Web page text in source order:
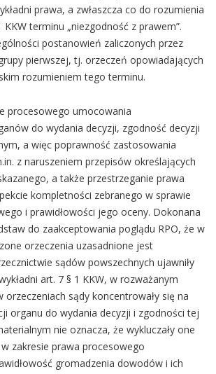
prawa, a zwłaszcza co do rozumienia
terminu „niezgodność z prawem”.
postanowień zaliczonych przez
pierwszej, tj. orzeczeń opowiadających
rozumieniem tego terminu.
procesowego umocowania
do wydania decyzji, zgodność decyzji
a więc poprawność zastosowania
z naruszeniem przepisów określających
a także przestrzeganie prawa
kompletności zebranego w sprawie
i prawidłowości jego oceny. Dokonana
do zaakceptowania poglądu RPO, że w
orzeczenia uzasadnione jest
sądów powszechnych ujawniły
art. 7 § 1 KKW, w rozważanym
orzeczeniach sądy koncentrowały się na
organu do wydania decyzji i zgodności tej
nie oznacza, że wykluczały one
zakresie prawa procesowego
gromadzenia dowodów i ich